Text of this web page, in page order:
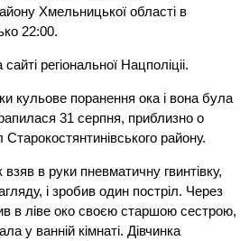
Хмельницької області в
22:00.
регіональної Нацполіціі.
кульове поранення ока і вона була
31 серпня, приблизно о
Старокостянтинівського району.
в руки пневматичну гвинтівку,
і зробив один постріл. Через
в ліве око своєю старшою сестрою,
у ванній кімнаті. Дівчинка